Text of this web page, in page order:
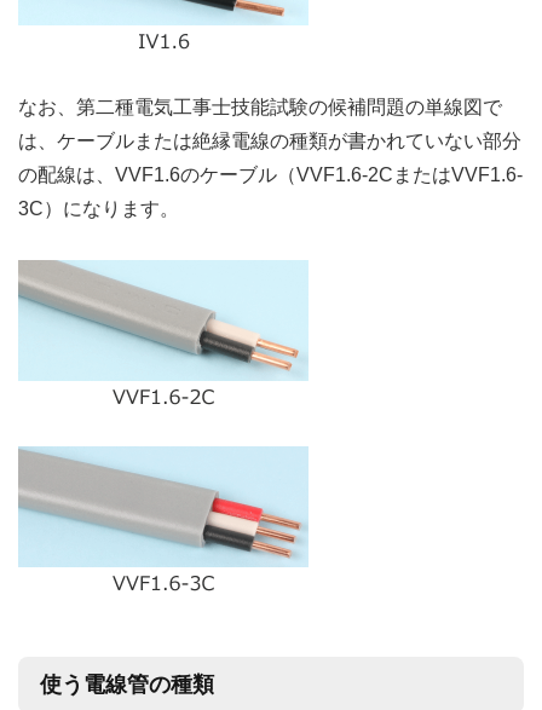
なお、第二種電気工事士技能試験の候補問題の単線図で
は、ケーブルまたは絶縁電線の種類が書かれていない部分
の配線は、VVF1.6のケーブル（VVF1.6-2CまたはVVF1.6-
3C）になります。
使う電線管の種類